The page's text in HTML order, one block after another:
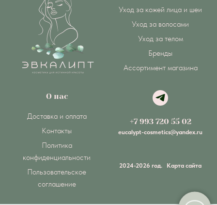
Уход за кожей лица и шеи
Уход за волосами
Уход за телом
Бренды
Ассортимент магазина
О нас
Доставка и оплата
Контакты
Политика
конфиденциальности
Пользовательское
соглашение
+7 993 720 55 02
eucalypt-cosmetics@yandex.ru
2024-2026 год. Карта сайта